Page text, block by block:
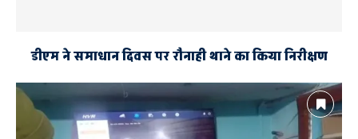
डीएम ने समाधान दिवस पर रौनाही थाने का किया निरीक्षण